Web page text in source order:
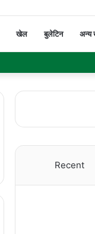
खेल बुलेटिन अन्य
Recent